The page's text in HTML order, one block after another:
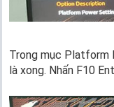
Trong mục Platform
là xong. Nhấn F10